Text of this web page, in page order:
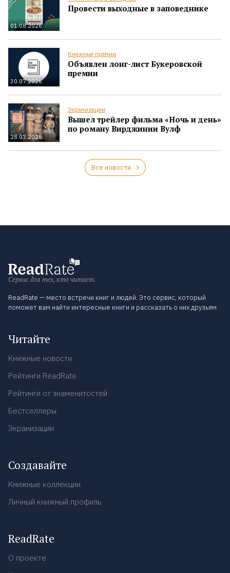
01.08.2026
Провести выходные в заповеднике
30.07.2026
Книжные премии
Объявлен лонг-лист Букеровской
премии
28.07.2026
Экранизации
Вышел трейлер фильма «Ночь и день»
по роману Вирджинии Вулф
Все новости
Сервис для тех, кто читает.
ReadRate — место встречи книг и людей. Это сервис, который
поможет вам найти интересные книги и рассказать о них друзьям.
Читайте
Книжные новости
Рейтинги ReadRate
Рейтинги от знаменитостей
Бестселлеры
Экранизации
Создавайте
Книжные коллекции
Личный книжный профиль
ReadRate
О проекте